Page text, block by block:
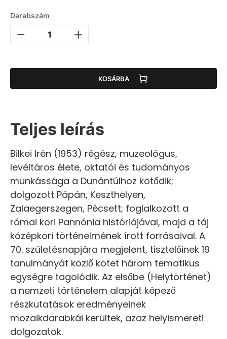
Darabszám
KOSÁRBA
Teljes leírás
Bilkei Irén (1953) régész, muzeológus,
levéltáros élete, oktatói és tudományos
munkássága a Dunántúlhoz kötődik;
dolgozott Pápán, Keszthelyen,
Zalaegerszegen, Pécsett; foglalkozott a
római kori Pannónia históriájával, majd a táj
középkori történelmének írott forrásaival. A
70. születésnapjára megjelent, tisztelőinek 19
tanulmányát közlő kötet három tematikus
egységre tagolódik. Az elsőbe (Helytörténet)
a nemzeti történelem alapját képező
részkutatások eredményeinek
mozaikdarabkái kerültek, azaz helyismereti
dolgozatok.